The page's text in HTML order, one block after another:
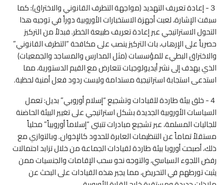
３- إعادة تعريف التهديد (مواجهة التطرف القانوني والاختراق): كما
سبقت الإشارة، لعبت أجهزة الاستخبارات الأوروبية دوراً في توجيه هذا
التحول الاستراتيجي عبر إعادة تعريف طبيعة الخطر. فبدلاً من التركيز
حصرياً على الإرهاب، بات التركيز ينصب على مكافحة “التطرف القانوني”
والاختراق البطيء للمؤسسات (مثل المدارس والمساجد والجمعيات)
الذي يهدف إلى نشر أيديولوجيات تتعارض مع القيم الدستورية، مما
استدعى استجابة استراتيجية مستدامة وليست ردود فعل أمنية لحظية.
４- خلق بيئة طاردة للقيادات وتشجيع “إسلام أوروبي” بديل: تعمل
السياسات الأوروبية الجديدة بشكل استراتيجي على تغيير البيئة الحاضنة
للجاليات المسلمة، عبر تشجيع مبادرات تتبنى “إسلاماً أوروبياً” محلياً
مستقلاً تماماً عن التنظيمات العابرة للحدود كالإخوان. وبالتوازي مع
ذلك، أصبحت أوروبا بيئة طاردة لقيادات الجماعة من خلال تزايد احتمالات
رفض اللجوء السياسي، والتوجه نحو سحب الإقامات والجنسيات ممن
يثبت تورطهم في التحريض، مما يجبر هذه القيادات على البحث عن